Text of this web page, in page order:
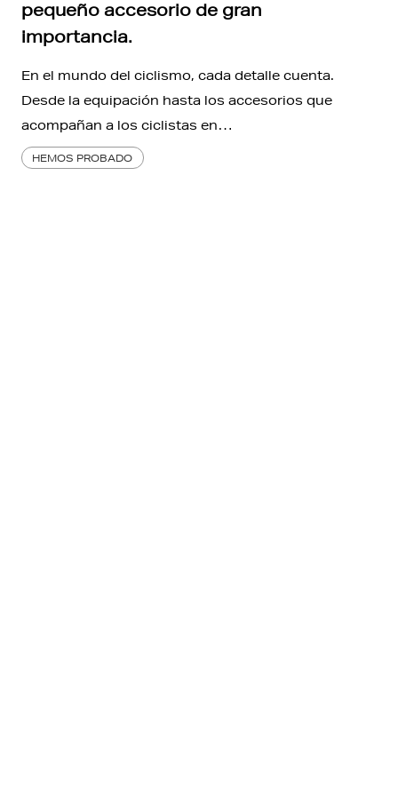
pequeño accesorio de gran
importancia.
En el mundo del ciclismo, cada detalle cuenta.
Desde la equipación hasta los accesorios que
acompañan a los ciclistas en…
HEMOS PROBADO